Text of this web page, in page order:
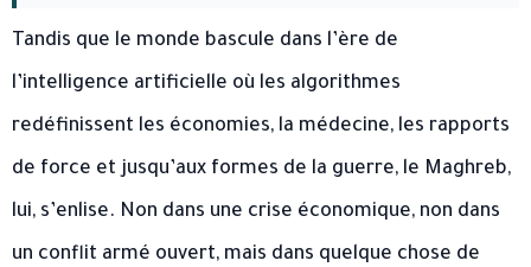
Tandis que le monde bascule dans l’ère de
l’intelligence artificielle où les algorithmes
redéfinissent les économies, la médecine, les rapports
de force et jusqu’aux formes de la guerre, le Maghreb,
lui, s’enlise. Non dans une crise économique, non dans
un conflit armé ouvert, mais dans quelque chose de